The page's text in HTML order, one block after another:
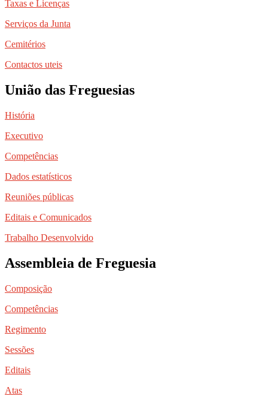
Taxas e Licenças
Serviços da Junta
Cemitérios
Contactos uteis
União das Freguesias
História
Executivo
Competências
Dados estatísticos
Reuniões públicas
Editais e Comunicados
Trabalho Desenvolvido
Assembleia de Freguesia
Composição
Competências
Regimento
Sessões
Editais
Atas